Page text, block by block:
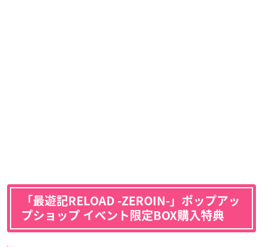
「最遊記RELOAD -ZEROIN-」ポップアッ
プショップ イベント限定BOX購入特典